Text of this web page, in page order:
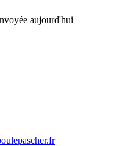
aujourd'hui